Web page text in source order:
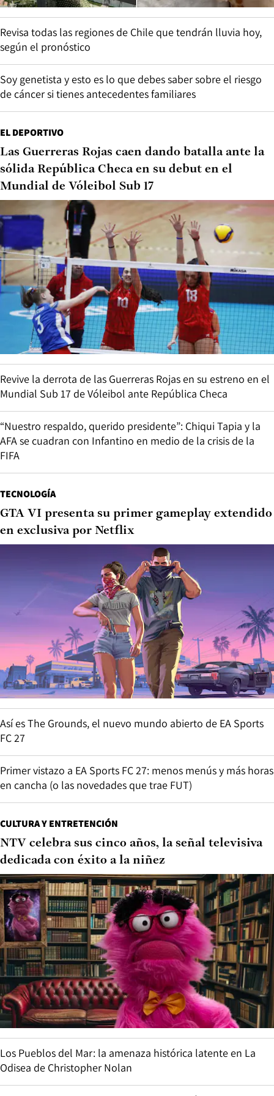
Revisa todas las regiones de Chile que tendrán lluvia hoy,
según el pronóstico
Soy genetista y esto es lo que debes saber sobre el riesgo
de cáncer si tienes antecedentes familiares
EL DEPORTIVO
Las Guerreras Rojas caen dando batalla ante la
sólida República Checa en su debut en el
Mundial de Vóleibol Sub 17
Revive la derrota de las Guerreras Rojas en su estreno en el
Mundial Sub 17 de Vóleibol ante República Checa
“Nuestro respaldo, querido presidente”: Chiqui Tapia y la
AFA se cuadran con Infantino en medio de la crisis de la
FIFA
TECNOLOGÍA
GTA VI presenta su primer gameplay extendido
en exclusiva por Netflix
Así es The Grounds, el nuevo mundo abierto de EA Sports
FC 27
Primer vistazo a EA Sports FC 27: menos menús y más horas
en cancha (o las novedades que trae FUT)
CULTURA Y ENTRETENCIÓN
NTV celebra sus cinco años, la señal televisiva
dedicada con éxito a la niñez
Los Pueblos del Mar: la amenaza histórica latente en La
Odisea de Christopher Nolan